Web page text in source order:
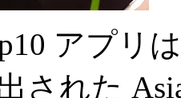
アプリ
された